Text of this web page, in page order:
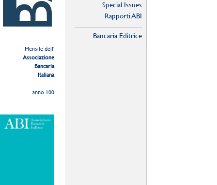
Mensile dell'
Associazione
Bancaria
Italiana
anno 100
Special Issues
Rapporti ABI
Bancaria Editrice